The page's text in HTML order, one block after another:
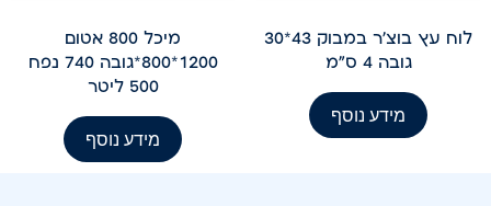
לוח עץ בוצ'ר במבוק 43*30
גובה 4 ס"מ
מידע נוסף
מיכל 800 אטום
1200*800*גובה 740 נפח
500 ליטר
מידע נוסף